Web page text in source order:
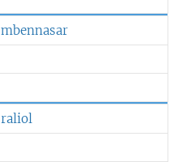
mbennasar
raliol